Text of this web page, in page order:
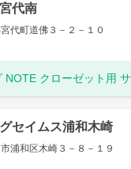
代南
代町道佛３－２－１０
NOTE クローゼット用
セイムス浦和木崎
浦和区木崎３－８－１９